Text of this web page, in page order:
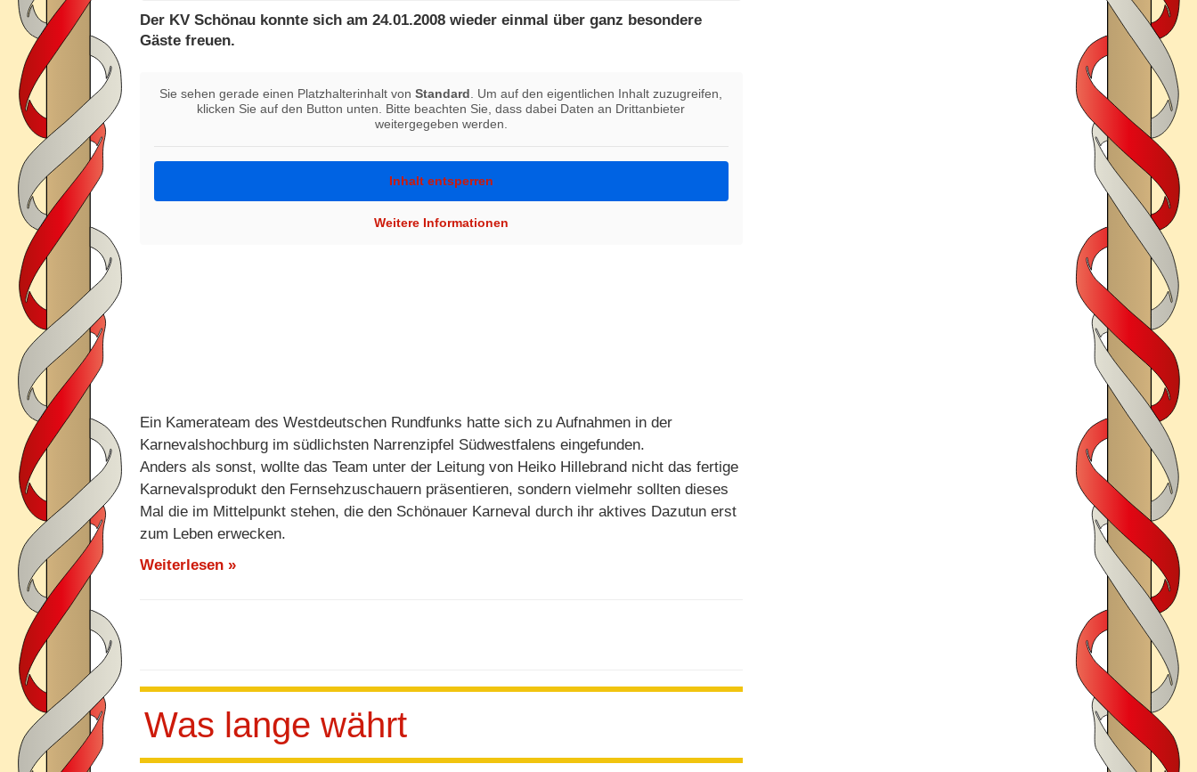
WDR
Gast
Schönau
Der KV Schönau konnte sich am 24.01.2008 wieder einmal über ganz besondere
Gäste freuen.
Sie sehen gerade einen Platzhalterinhalt vonStandard . Um auf den eigentlichen Inhalt zuzugreifen,
klicken Sie auf den Button unten. Bitte beachten Sie, dass dabei Daten an Drittanbieter
weitergegeben werden.
Inhalt entsperren
Weitere Informationen
Ein Kamerateam des Westdeutschen Rundfunks hatte sich zu Aufnahmen in der
Karnevalshochburg im südlichsten Narrenzipfel Südwestfalens eingefunden.
Anders als sonst, wollte das Team unter der Leitung von Heiko Hillebrand nicht das fertige
Karnevalsprodukt den Fernsehzuschauern präsentieren, sondern vielmehr sollten dieses
Mal die im Mittelpunkt stehen, die den Schönauer Karneval durch ihr aktives Dazutun erst
zum Leben erwecken.
Weiterlesen »
Was lange währt